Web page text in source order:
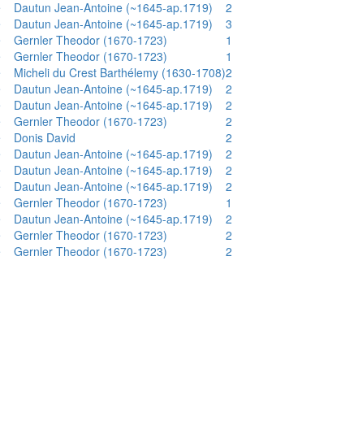
Dautun Jean-Antoine (~1645-ap.1719)
2
Dautun Jean-Antoine (~1645-ap.1719)
3
Gernler Theodor (1670-1723)
1
Gernler Theodor (1670-1723)
1
Micheli du Crest Barthélemy (1630-1708)2
Dautun Jean-Antoine (~1645-ap.1719)
2
Dautun Jean-Antoine (~1645-ap.1719)
2
Gernler Theodor (1670-1723)
2
Donis David
2
Dautun Jean-Antoine (~1645-ap.1719)
2
Dautun Jean-Antoine (~1645-ap.1719)
2
Dautun Jean-Antoine (~1645-ap.1719)
2
Gernler Theodor (1670-1723)
1
Dautun Jean-Antoine (~1645-ap.1719)
2
Gernler Theodor (1670-1723)
2
Gernler Theodor (1670-1723)
2